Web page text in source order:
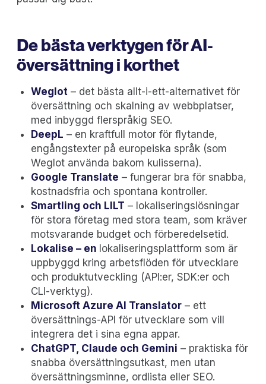
De bästa verktygen för AI-
översättning i korthet
Weglot – det bästa allt-i-ett-alternativet för
översättning och skalning av webbplatser,
med inbyggd flerspråkig SEO.
‍DeepL – en kraftfull motor för flytande,
engångstexter på europeiska språk (som
Weglot använda bakom kulisserna).
Google Translate – fungerar bra för snabba,
kostnadsfria och spontana kontroller.
Smartling och LILT – lokaliseringslösningar
för stora företag med stora team, som kräver
motsvarande budget och förberedelsetid.
Lokalise – en lokaliseringsplattform som är
uppbyggd kring arbetsflöden för utvecklare
och produktutveckling (API:er, SDK:er och
CLI-verktyg).
Microsoft Azure AI Translator – ett
översättnings-API för utvecklare som vill
integrera det i sina egna appar.
ChatGPT, Claude och Gemini – praktiska för
snabba översättningsutkast, men utan
översättningsminne, ordlista eller SEO.